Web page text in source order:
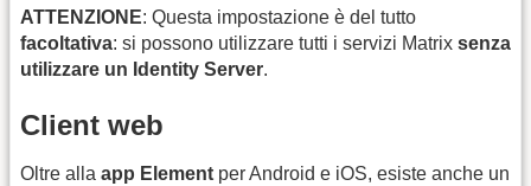
ATTENZIONE: Questa impostazione è del tutto
facoltativa: si possono utilizzare tutti i servizi Matrix senza
utilizzare un Identity Server.
Client web
Oltre alla app Element per Android e iOS, esiste anche un